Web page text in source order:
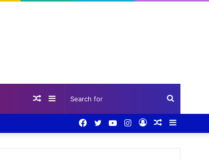
Search
for
Sidebar
Random
Sidebar
Random
Log
Instagram
YouTube
Twitter
Facebook